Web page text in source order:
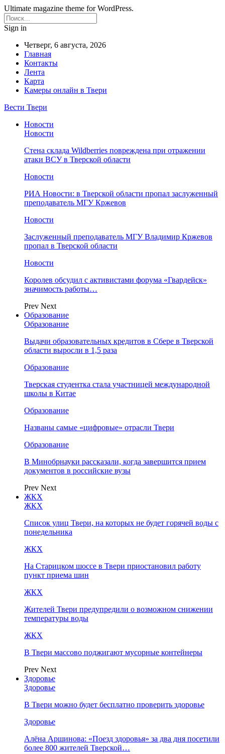
Ultimate magazine theme for WordPress.
Sign in
Четверг, 6 августа, 2026
Главная
Контакты
Лента
Карта
Камеры онлайн в Твери
Вести Твери
Новости
Новости
Стена склада Wildberries повреждена при отражении
атаки ВСУ в Тверской области
Новости
РИА Новости: в Тверской области пропал заслуженный
преподаватель МГУ Кржевов
Новости
Заслуженный преподаватель МГУ Владимир Кржевов
пропал в Тверской области
Новости
Королев обсудил с активистами форума «Гвардейск»
значимость работы…
Prev Next
Образование
Образование
Выдачи образовательных кредитов в Сбере в Тверской
области выросли в 1,5 раза
Образование
Тверская студентка стала участницей международной
школы в Китае
Образование
Названы самые «цифровые» отрасли Твери
Образование
В Минобрнауки рассказали, когда завершится прием
документов в российские вузы
Prev Next
ЖКХ
ЖКХ
Список улиц Твери, на которых не будет горячей воды с
понедельника
ЖКХ
На Старицком шоссе в Твери приостановил работу
пункт приема шин
ЖКХ
Жителей Твери предупредили о возможном снижении
температуры воды
ЖКХ
В Твери массово поджигают мусорные контейнеры
Prev Next
Здоровье
Здоровье
В Твери можно будет бесплатно проверить здоровье
Здоровье
Алёна Аршинова: «Поезд здоровья» за два дня посетили
более 800 жителей Тверской…